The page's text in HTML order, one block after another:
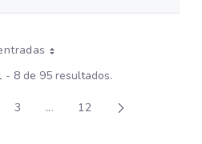
- 8 de 95 resultados.
Página
3 ...Páginas intermedias Use
Página
12